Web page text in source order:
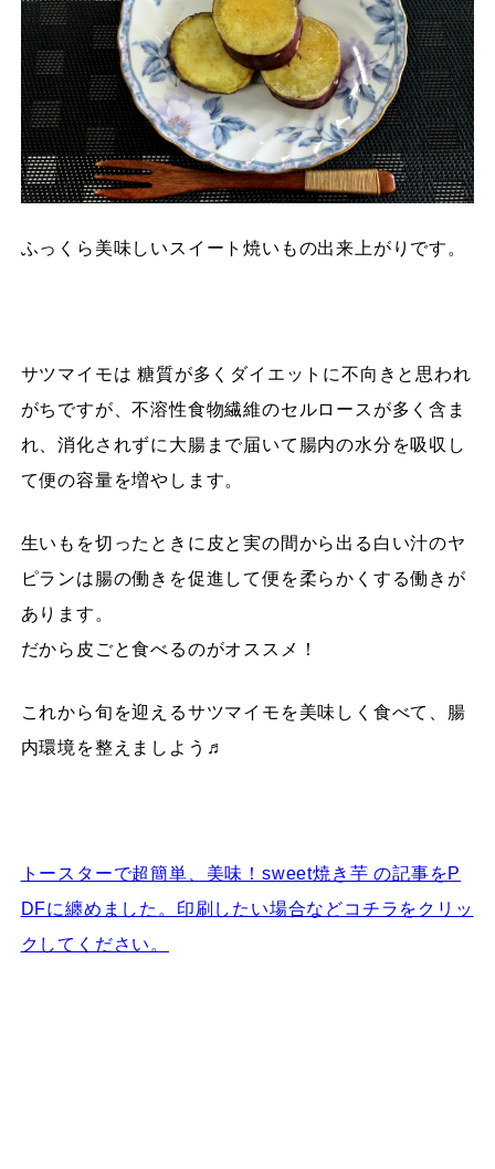
ふっくら美味しいスイート焼いもの出来上がりです。
サツマイモは 糖質が多くダイエットに不向きと思われ
がちですが、不溶性食物繊維のセルロースが多く含ま
れ、消化されずに大腸まで届いて腸内の水分を吸収し
て便の容量を増やします。
生いもを切ったときに皮と実の間から出る白い汁のヤ
ピランは腸の働きを促進して便を柔らかくする働きが
あります。
だから皮ごと食べるのがオススメ！
これから旬を迎えるサツマイモを美味しく食べて、腸
内環境を整えましよう♬
トースターで超簡単、美味！sweet焼き芋 の記事をP
DFに纏めました。印刷したい場合などコチラをクリッ
クしてください。